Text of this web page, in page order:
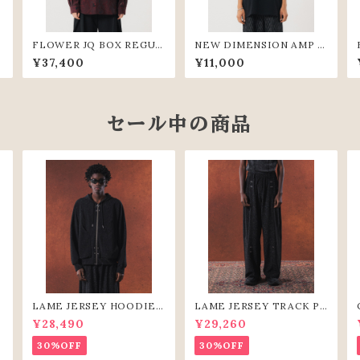
FLOWER JQ BOX REGUL
AR SHIRTS (WIN)
¥37,400
NEW DIMENSION AMP T
EE (BLK)
¥11,000
セール中の商品
LAME JERSEY HOODIE
(BLK)
¥28,490
30%OFF
LAME JERSEY TRACK PA
NTS（BLK）
¥29,260
30%OFF